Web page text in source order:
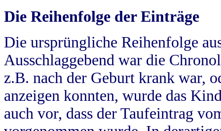
Die Reihenfolge der Einträge
Die ursprüngliche Reihenfolge
Ausschlaggebend war die
z.B. nach der Geburt krank war,
anzeigen konnten, wurde das
auch vor, dass der Taufeintrag